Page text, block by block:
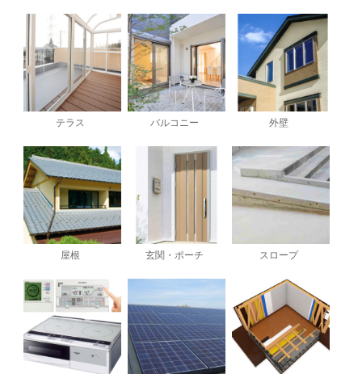
テラス バルコニー 外壁
屋根 玄関・ポーチ スロープ